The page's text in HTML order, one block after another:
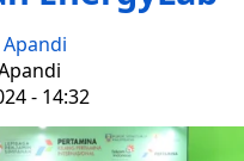
- 14:32